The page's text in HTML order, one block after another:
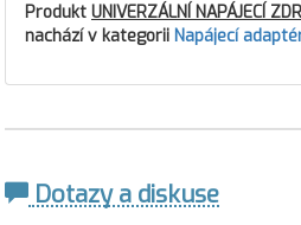
Produkt UNIVERZÁLNÍ NAPÁJECÍ
nachází v kategorii Napájecí
Dotazy a diskuse